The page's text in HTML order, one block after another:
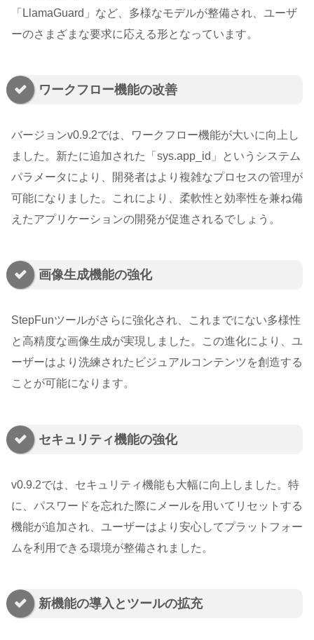
「LlamaGuard」など、多様なモデルが整備され、ユーザ
ーのさまざまな要求に応える形となっています。
ワークフロー機能の改善
バージョンv0.9.2では、ワークフロー機能が大いに向上し
ました。新たに追加された「sys.app_id」というシステム
パラメータにより、開発者はより複雑なプロセスの管理が
可能になりました。これにより、柔軟性と効率性を兼ね備
えたアプリケーションの開発が促進されるでしょう。
画像生成機能の強化
StepFunツールがさらに強化され、これまでにない多様性
と高精度な画像生成が実現しました。この進化により、ユ
ーザーはより洗練されたビジュアルコンテンツを創造する
ことが可能になります。
セキュリティ機能の強化
v0.9.2では、セキュリティ機能も大幅に向上しました。特
に、パスワードを忘れた際にメールを用いてリセットする
機能が追加され、ユーザーはより安心してプラットフォー
ムを利用できる環境が整備されました。
新機能の導入とツールの拡充